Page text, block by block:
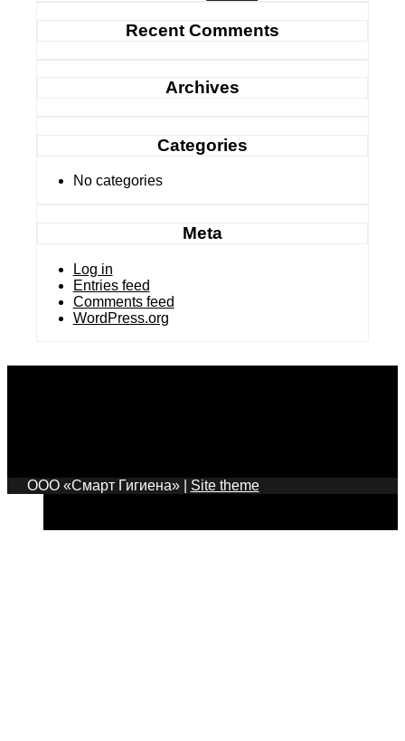
Recent Comments
Archives
Categories
No categories
Meta
Log in
Entries feed
Comments feed
WordPress.org
ООО «Смарт Гигиена»
Site theme